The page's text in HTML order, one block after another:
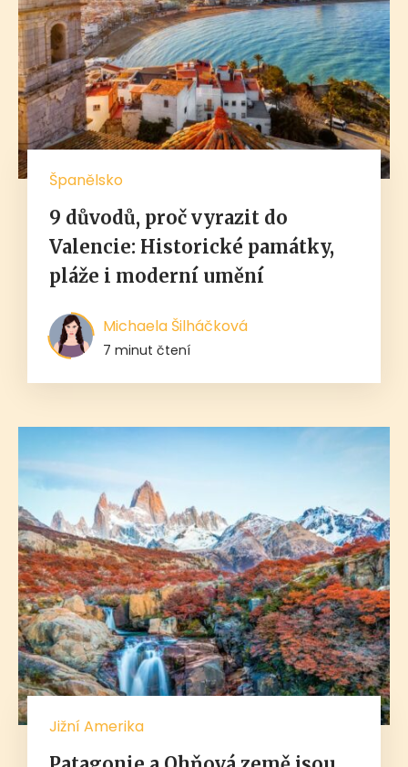
Španělsko
9 důvodů, proč vyrazit do
Valencie: Historické památky,
pláže i moderní umění
Michaela Šilháčková
7 minut čtení
Jižní Amerika